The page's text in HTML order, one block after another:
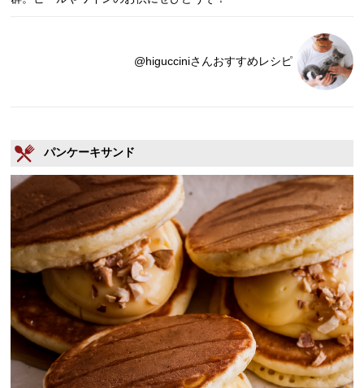
@higucciniさんおすすめレシピ
パンケーキサンド